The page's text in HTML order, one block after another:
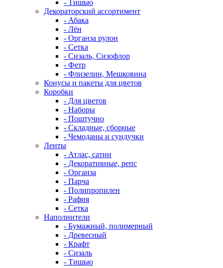
- Тишью
Декораторский ассортимент
- Абака
- Лён
- Органза рулон
- Сетка
- Сизаль, Сизофлор
- Фетр
- Флизелин, Мешковина
Конусы и пакеты для цветов
Коробки
- Для цветов
- Наборы
- Поштучно
- Складные, сборные
- Чемоданы и сундучки
Ленты
- Атлас, сатин
- Декоративные, репс
- Органза
- Парча
- Полипропилен
- Рафия
- Сетка
Наполнители
- Бумажный, полимерный
- Древесный
- Крафт
- Сизаль
- Тишью